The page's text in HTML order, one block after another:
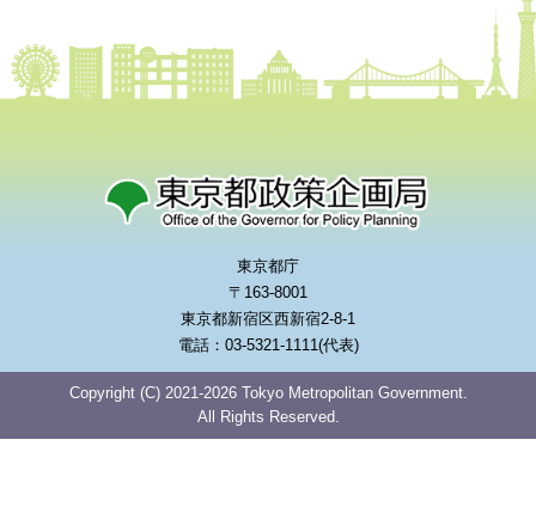
東京都庁
〒163-8001
東京都新宿区西新宿2-8-1
電話：03-5321-1111(代表)
Copyright (C) 2021-2026 Tokyo Metropolitan Government.
All Rights Reserved.